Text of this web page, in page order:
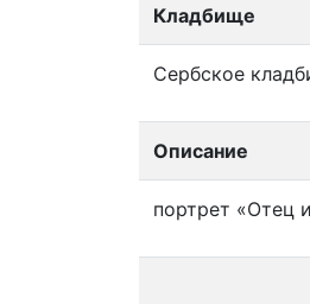
Кладбище
Сербское
Описание
портрет «Отец